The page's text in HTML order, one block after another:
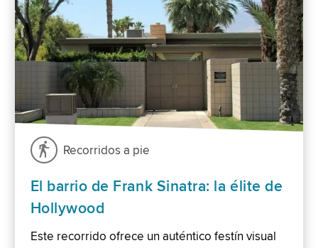
Recorridos a pie
El barrio de Frank Sinatra: la élite de
Hollywood
Este recorrido ofrece un auténtico festín visual